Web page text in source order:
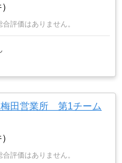
評価はありません。
田営業所 第1チーム
評価はありません。